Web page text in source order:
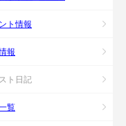
ト情報
報
ト日記
覧